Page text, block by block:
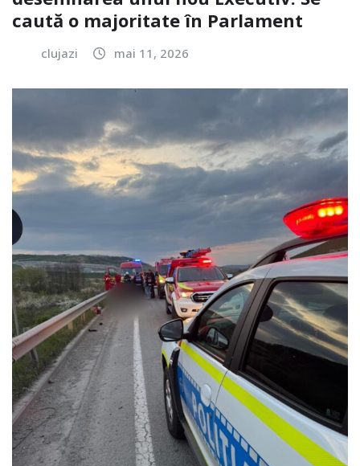
caută o majoritate în Parlament
clujazi mai 11, 2026